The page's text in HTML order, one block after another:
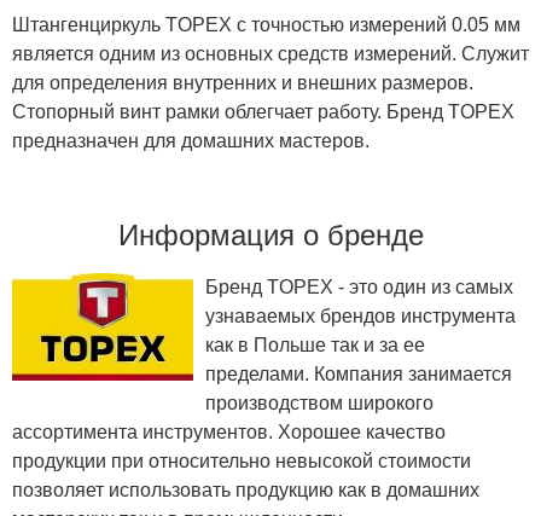
Штангенциркуль TOPEX с точностью измерений 0.05 мм
является одним из основных средств измерений. Служит
для определения внутренних и внешних размеров.
Стопорный винт рамки облегчает работу. Бренд TOPEX
предназначен для домашних мастеров.
Информация о бренде
Бренд TOPEX - это один из самых
узнаваемых брендов инструмента
как в Польше так и за ее
пределами. Компания занимается
производством широкого
ассортимента инструментов. Хорошее качество
продукции при относительно невысокой стоимости
позволяет использовать продукцию как в домашних